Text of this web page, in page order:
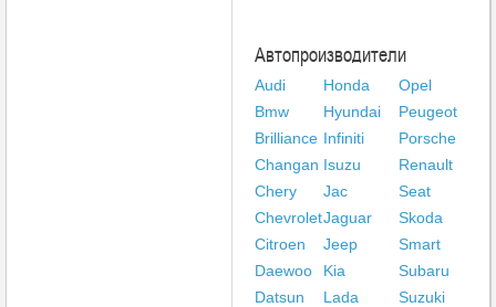
Автопроизводители
Audi
Bmw
Brilliance
Changan
Chery
Chevrolet
Citroen
Daewoo
Datsun
Honda
Hyundai
Infiniti
Isuzu
Jac
Jaguar
Jeep
Kia
Lada
Opel
Peugeot
Porsche
Renault
Seat
Skoda
Smart
Subaru
Suzuki